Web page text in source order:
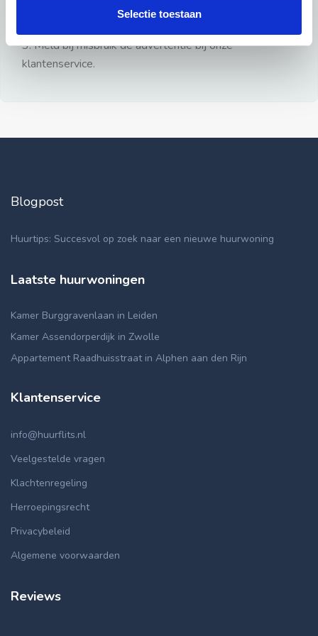
Selectie toestaan
3: Meld bij misbruik de advertentie bij onze
klantenservice.
Blogpost
Huurtips: Succesvol op zoek naar een nieuwe huurwoning
Laatste huurwoningen
Kamer Burggravenlaan in Leiden
Kamer Assendorperdijk in Zwolle
Appartement Raadhuisstraat in Alphen aan den Rijn
Klantenservice
info@huurflits.nl
Veelgestelde vragen
Klachtenregeling
Herroepingsrecht
Privacybeleid
Algemene voorwaarden
Reviews